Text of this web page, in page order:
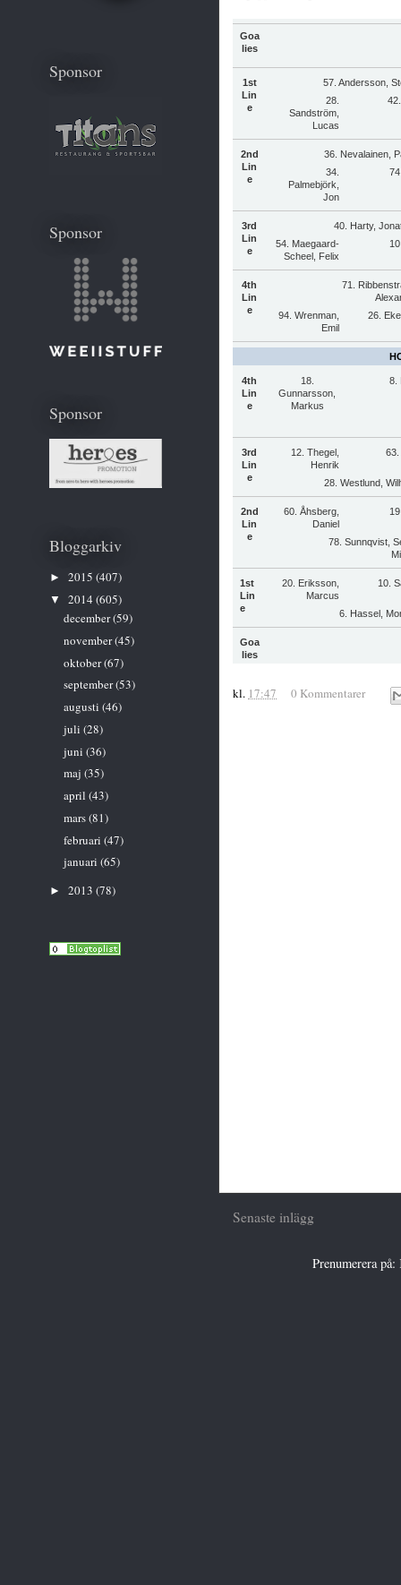
Goa
lies
1st
Lin
e
57. Andersson,
28.
Sandström,
Lucas
2nd
Lin
e
36. Nevalainen,
34.
Palmebjörk,
Jon
3rd
Lin
e
40. Harty,
54. Maegaard-
Scheel, Felix
4th
Lin
e
71.
94. Wrenman,
Emil
26.
4th
Lin
e
18.
Gunnarsson,
Markus
8.
3rd
Lin
e
12. Thegel,
Henrik
63.
28. Westlund,
2nd
Lin
e
60. Åhsberg,
Daniel
78. Sunnqvist,
1st
Lin
e
20. Eriksson,
Marcus
10.
6. Hassel,
Goa
lies
kl. 17:47 0 Kommentarer
Senaste inlägg
Prenumerera på:
Sponsor
Sponsor
Sponsor
Bloggarkiv
► 2015 (407)
▼ 2014 (605)
december(59)
november(45)
oktober(67)
september(53)
augusti (46)
juli (28)
juni (36)
maj (35)
april (43)
mars(81)
februari (47)
januari (65)
► 2013 (78)